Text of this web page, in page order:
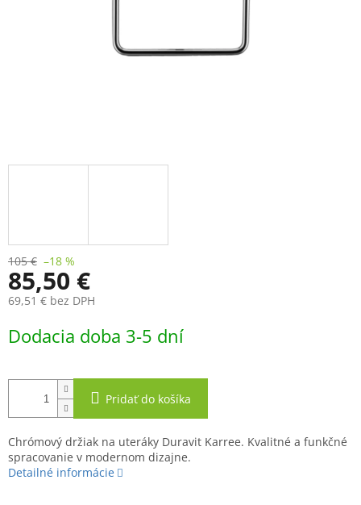
105 € –18 %
85,50 €
69,51 € bez DPH
cena:
Dodacia doba 3-5 dní
Pridať do košíka
Chrómový držiak na uteráky Duravit Karree. Kvalitné a funkčné
spracovanie v modernom dizajne.
Detailné informácie